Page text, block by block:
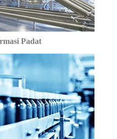
Padat